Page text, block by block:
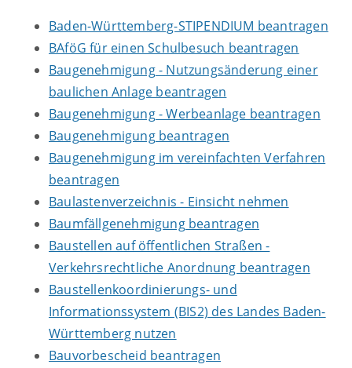
Baden-Württemberg-STIPENDIUM beantragen
BAföG für einen Schulbesuch beantragen
Baugenehmigung - Nutzungsänderung einer
baulichen Anlage beantragen
Baugenehmigung - Werbeanlage beantragen
Baugenehmigung beantragen
Baugenehmigung im vereinfachten Verfahren
beantragen
Baulastenverzeichnis - Einsicht nehmen
Baumfällgenehmigung beantragen
Baustellen auf öffentlichen Straßen -
Verkehrsrechtliche Anordnung beantragen
Baustellenkoordinierungs- und
Informationssystem (BIS2) des Landes Baden-
Württemberg nutzen
Bauvorbescheid beantragen